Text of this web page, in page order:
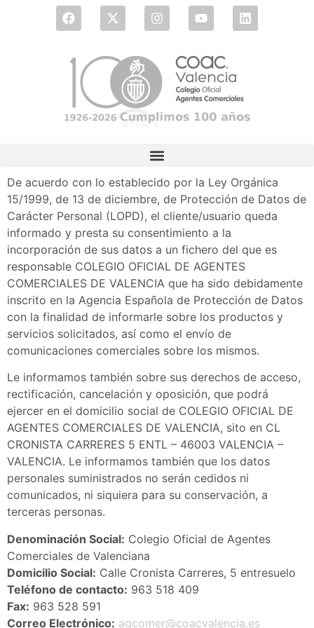
De acuerdo con lo establecido por la Ley Orgánica
15/1999, de 13 de diciembre, de Protección de Datos de
Carácter Personal (LOPD), el cliente/usuario queda
informado y presta su consentimiento a la
incorporación de sus datos a un fichero del que es
responsable COLEGIO OFICIAL DE AGENTES
COMERCIALES DE VALENCIA que ha sido debidamente
inscrito en la Agencia Española de Protección de Datos
con la finalidad de informarle sobre los productos y
servicios solicitados, así como el envío de
comunicaciones comerciales sobre los mismos.
Le informamos también sobre sus derechos de acceso,
rectificación, cancelación y oposición, que podrá
ejercer en el domicilio social de COLEGIO OFICIAL DE
AGENTES COMERCIALES DE VALENCIA, sito en CL
CRONISTA CARRERES 5 ENTL – 46003 VALENCIA –
VALENCIA. Le informamos también que los datos
personales suministrados no serán cedidos ni
comunicados, ni siquiera para su conservación, a
terceras personas.
Denominación Social: Colegio Oficial de Agentes
Comerciales de Valenciana
Domicilio Social: Calle Cronista Carreres, 5 entresuelo
Teléfono de contacto: 963 518 409
Fax: 963 528 591
Correo Electrónico: agcomer@coacvalencia.es